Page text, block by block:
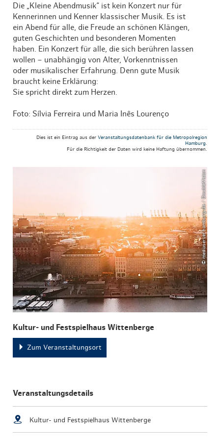
Die „Kleine Abendmusik“ ist kein Konzert nur für
Kennerinnen und Kenner klassischer Musik. Es ist
ein Abend für alle, die Freude an schönen Klängen,
guten Geschichten und besonderen Momenten
haben. Ein Konzert für alle, die sich berühren lassen
wollen – unabhängig von Alter, Vorkenntnissen
oder musikalischer Erfahrung. Denn gute Musik
braucht keine Erklärung:
Sie spricht direkt zum Herzen.
Foto: Sílvia Ferreira und Maria Inês Lourenço
Dies ist ein Eintrag aus der Veranstaltungsdatenbank für die Metropolregion
Hamburg.
Für die Richtigkeit der Daten wird keine Haftung übernommen.
© mediaserver.hamburg.de / DoubleVision
Kultur- und Festspielhaus Wittenberge
Zum Veranstaltungsort
Veranstaltungsdetails
Kultur- und Festspielhaus Wittenberge